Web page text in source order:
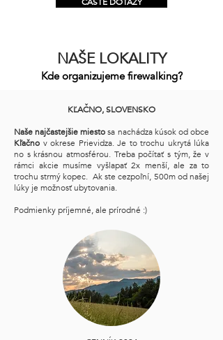
NAŠE LOKALITY
Kde organizujeme firewalking?
KĽAČNO, SLOVENSKO
Naše najčastejšie miestosa nachádza kúsok od obce
Kľačno v okrese Prievidza. Je to trochu ukrytá lúka
no s krásnou atmosférou. Treba počítať s tým, že v
rámci akcie musíme vyšlapať 2x menší, ale za to
trochu strmý kopec. Ak ste cezpoľní, 500m od našej
lúky je možnosť ubytovania.
Podmienky príjemné, ale prírodné :)